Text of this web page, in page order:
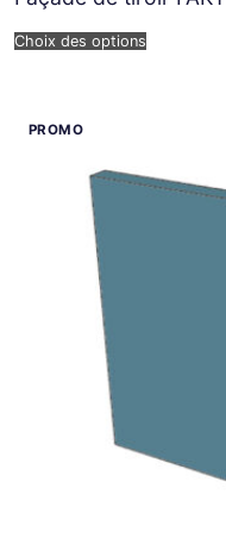
Choix des options